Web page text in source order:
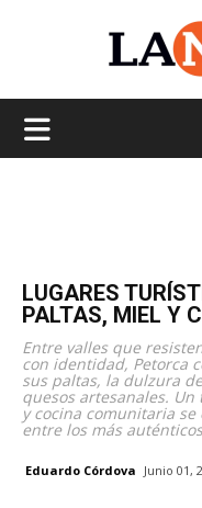
LUGARES
PALTAS, MIEL Y
Entre valles que
con identidad, Petorca
sus paltas, la dulzura
quesos artesanales.
y cocina comunitaria
entre los más
Eduardo Córdova Junio 01,